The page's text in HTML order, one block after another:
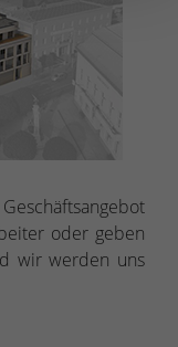
oder geben
wir werden uns